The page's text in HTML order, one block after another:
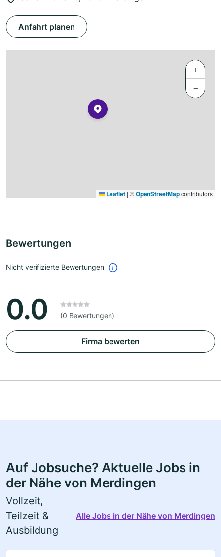
Anfahrt planen
+
−
Leaflet | ©OpenStreetMapcontributors
Bewertungen
Nicht verifizierte Bewertungen
0.0 (0 Bewertungen)
Firma bewerten
Auf Jobsuche? Aktuelle Jobs in
der Nähe von Merdingen
Vollzeit,
Teilzeit &
Ausbildung
Alle Jobs in der Nähe von Merdingen